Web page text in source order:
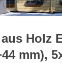
Holz
mm),